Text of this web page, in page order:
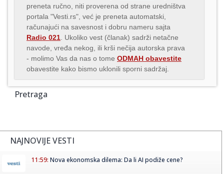
preneta ručno, niti proverena od strane uredništva
portala "Vesti.rs", već je preneta automatski,
računajući na savesnost i dobru nameru sajta
Radio 021 . Ukoliko vest (članak) sadrži netačne
navode, vređa nekog, ili krši nečija autorska prava
- molimo Vas da nas o tome ODMAH obavestite
obavestite kako bismo uklonili sporni sadržaj.
Pretraga
NAJNOVIJE VESTI
11:59: Nova ekonomska dilema: Da li AI podiže cene?